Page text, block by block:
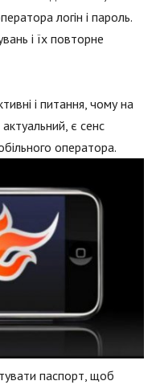
логін і пароль.
і їх повторне
і питання, чому на
є сенс
оператора.
паспорт, щоб